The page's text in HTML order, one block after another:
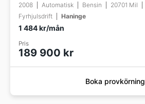
2008 Automatisk Bensin 20701 Mil
Fyrhjulsdrift
Haninge
1 484 kr/mån
Pris
189 900 kr
Boka provkörning